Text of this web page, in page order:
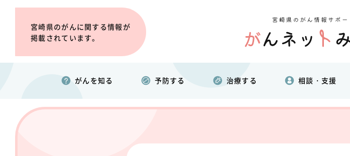
宮崎県のがんに関する情報が
掲載されています。
がんを知る 予防する 治療する 相談・支援